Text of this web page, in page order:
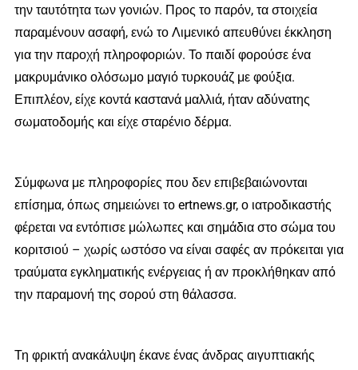
την ταυτότητα των γονιών. Προς το παρόν, τα στοιχεία
παραμένουν ασαφή, ενώ το Λιμενικό απευθύνει έκκληση
για την παροχή πληροφοριών. Το παιδί φορούσε ένα
μακρυμάνικο ολόσωμο μαγιό τυρκουάζ με φούξια.
Επιπλέον, είχε κοντά καστανά μαλλιά, ήταν αδύνατης
σωματοδομής και είχε σταρένιο δέρμα.
Σύμφωνα με πληροφορίες που δεν επιβεβαιώνονται
επίσημα, όπως σημειώνει το ertnews.gr, ο ιατροδικαστής
φέρεται να εντόπισε μώλωπες και σημάδια στο σώμα του
κοριτσιού – χωρίς ωστόσο να είναι σαφές αν πρόκειται για
τραύματα εγκληματικής ενέργειας ή αν προκλήθηκαν από
την παραμονή της σορού στη θάλασσα.
Τη φρικτή ανακάλυψη έκανε ένας άνδρας αιγυπτιακής